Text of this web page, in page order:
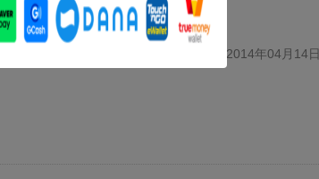
投稿日：2014年04月14日